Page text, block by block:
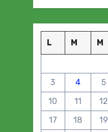
L M M
3
4 5
10
11 12
17
18 19